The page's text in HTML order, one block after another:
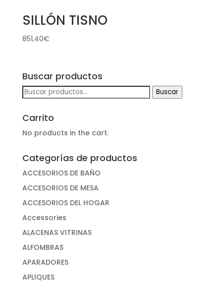
SILLÓN TISNO
851,40€
Buscar productos
Buscar
Buscar
Carrito
No products in the cart.
Categorías de productos
ACCESORIOS DE BAÑO
ACCESORIOS DE MESA
ACCESORIOS DEL HOGAR
Accessories
ALACENAS VITRINAS
ALFOMBRAS
APARADORES
APLIQUES